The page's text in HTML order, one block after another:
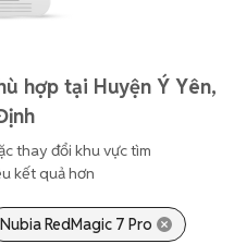
hợp tại Huyện Ý Yên,
thay đổi khu vực tìm
kết quả hơn
Nubia RedMagic 7 Pro